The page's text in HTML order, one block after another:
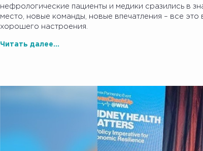
нефрологические пациенты и медики сразились в
место, новые команды, новые впечатления – все это
хорошего настроения.
Читать далее...